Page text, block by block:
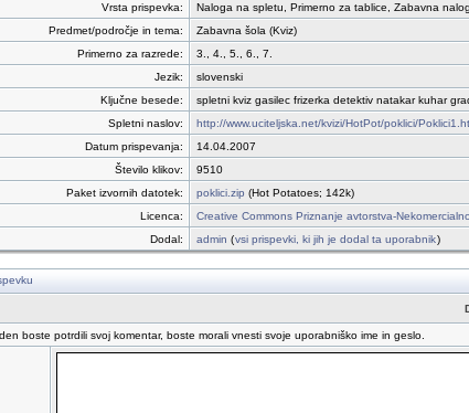
Vrsta prispevka:
Naloga na spletu, Primerno za tablice, Zabavna
Predmet/področje in tema:
Zabavna šola (Kviz)
Primerno za razrede:
3., 4., 5., 6., 7.
Jezik:
slovenski
Ključne besede:
spletni kviz gasilec frizerka detektiv natakar kuhar
Spletni naslov:
http://www.uciteljska.net/kvizi/HotPot/poklici/
Datum prispevanja:
14.04.2007
Število klikov:
9510
Paket izvornih datotek:
poklici.zip (Hot Potatoes; 142k)
Licenca:
Creative Commons Priznanje avtorstva-
Dodal:
admin (vsi prispevki, ki jih je dodal ta uporabnik)
boste potrdili svoj komentar, boste morali vnesti svoje uporabniško ime in geslo.